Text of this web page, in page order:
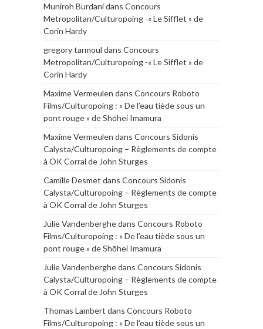
Muniroh Burdanidans Concours
Metropolitan/Culturopoing -« Le Sifflet » de
Corin Hardy
gregory tarmoul dans Concours
Metropolitan/Culturopoing -« Le Sifflet » de
Corin Hardy
Maxime Vermeulen dans Concours Roboto
Films/Culturopoing : « De l’eau tiède sous un
pont rouge » de Shōhei Imamura
Maxime Vermeulen dans Concours Sidonis
Calysta/Culturopoing – Règlements de compte
à OK Corral de John Sturges
Camille Desmet dans Concours Sidonis
Calysta/Culturopoing – Règlements de compte
à OK Corral de John Sturges
Julie Vandenberghedans Concours Roboto
Films/Culturopoing : « De l’eau tiède sous un
pont rouge » de Shōhei Imamura
Julie Vandenberghedans Concours Sidonis
Calysta/Culturopoing – Règlements de compte
à OK Corral de John Sturges
Thomas Lambert dans Concours Roboto
Films/Culturopoing : « De l’eau tiède sous un